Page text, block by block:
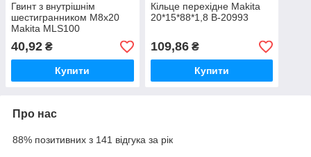
Гвинт з внутрішнім
шестигранником M8x20
Makita MLS100
40,92 ₴
Купити
Кільце перехідне Makita
20*15*88*1,8 B-20993
109,86₴
Купити
Про нас
88% позитивних з 141 відгука за рік